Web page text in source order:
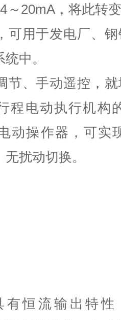
～20mA，将此转
可用于发电厂、
中。
节、手动遥控，
程电动执行机构
动操作器，可实
无扰动切换。
有恒流输出特性